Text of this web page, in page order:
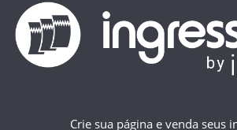
Crie sua página e venda seus